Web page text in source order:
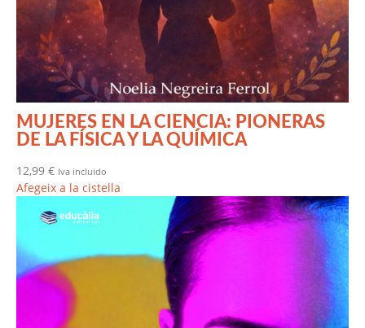
MUJERES EN LA CIENCIA: PIONERAS
DE LA FÍSICA Y LA QUÍMICA
12,99 € Iva incluido
Afegeix a la cistella